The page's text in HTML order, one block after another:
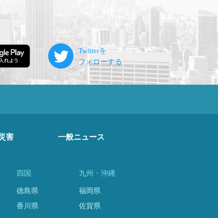
害 一般ニュース
四国
徳島県
香川県
九州・沖縄
福岡県
佐賀県